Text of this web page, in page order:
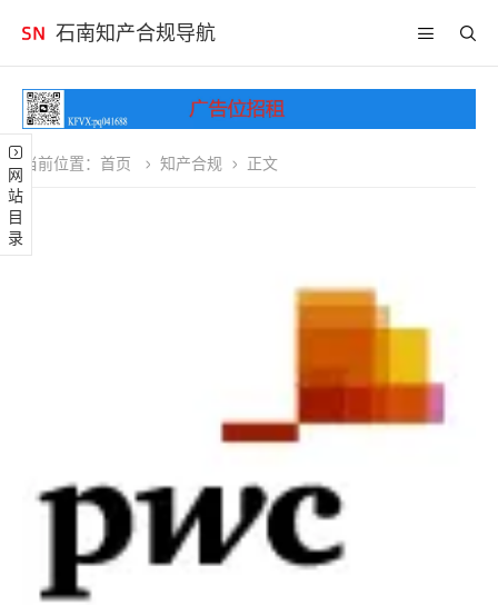
石南知产合规导航
网站目录
当前位置： 首页 知产合规 正文